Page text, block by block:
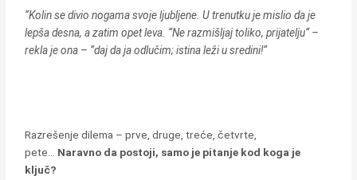
“Kolin se divio nogama svoje ljubljene. U trenutku je mislio da je
lepša desna, a zatim opet leva. “Ne razmišljaj toliko, prijatelju“ –
rekla je ona – “daj da ja odlučim; istina leži u sredini!“
Razrešenje dilema – prve, druge, treće, četvrte,
pete… Naravno da postoji, samo je pitanje kod koga je
ključ?